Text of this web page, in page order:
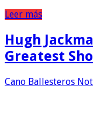
Leer más
Hugh
Greatest
Cano Ballesteros